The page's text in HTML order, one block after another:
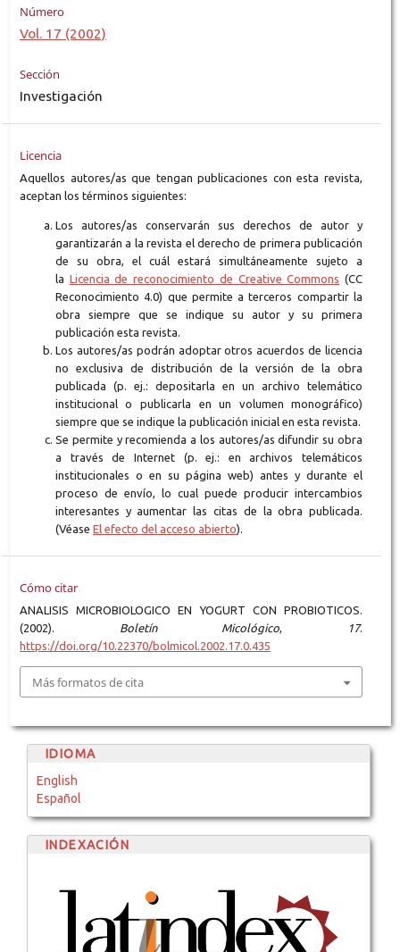
Número
Vol. 17 (2002)
Sección
Investigación
Licencia
Aquellos autores/as que tengan publicaciones con esta revista,
aceptan los términos siguientes:
Los autores/as conservarán sus derechos de autor y
garantizarán a la revista el derecho de primera publicación
de su obra, el cuál estará simultáneamente sujeto a
la Licencia de reconocimiento de Creative Commons (CC
Reconocimiento 4.0) que permite a terceros compartir la
obra siempre que se indique su autor y su primera
publicación esta revista.
Los autores/as podrán adoptar otros acuerdos de licencia
no exclusiva de distribución de la versión de la obra
publicada (p. ej.: depositarla en un archivo telemático
institucional o publicarla en un volumen monográfico)
siempre que se indique la publicación inicial en esta revista.
Se permite y recomienda a los autores/as difundir su obra
a través de Internet (p. ej.: en archivos telemáticos
institucionales o en su página web) antes y durante el
proceso de envío, lo cual puede producir intercambios
interesantes y aumentar las citas de la obra publicada.
(Véase El efecto del acceso abierto).
Cómo citar
ANALISIS MICROBIOLOGICO EN YOGURT CON PROBIOTICOS.
(2002). Boletín Micológico, 17.
https://doi.org/10.22370/bolmicol.2002.17.0.435
Más formatos de cita
IDIOMA
English
Español
INDEXACIÓN